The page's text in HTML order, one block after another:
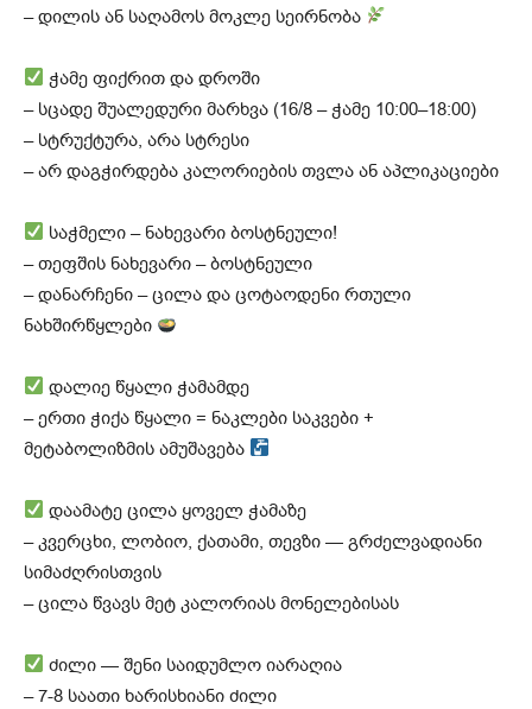
– დილის ან საღამოს მოკლე სეირნობა
ჭამე ფიქრით და დროში
– სცადე შუალედური მარხვა (16/8 – ჭამე 10:00–18:00)
– სტრუქტურა, არა სტრესი
– არ დაგჭირდება კალორიების თვლა ან აპლიკაციები
საჭმელი – ნახევარი ბოსტნეული!
– თეფშის ნახევარი – ბოსტნეული
– დანარჩენი – ცილა და ცოტაოდენი რთული
ნახშირწყლები
დალიე წყალი ჭამამდე
– ერთი ჭიქა წყალი = ნაკლები საკვები +
მეტაბოლიზმის ამუშავება
დაამატე ცილა ყოველ ჭამაზე
– კვერცხი, ლობიო, ქათამი, თევზი — გრძელვადიანი
სიმაძღრისთვის
– ცილა წვავს მეტ კალორიას მონელებისას
ძილი — შენი საიდუმლო იარაღია
– 7-8 საათი ხარისხიანი ძილი